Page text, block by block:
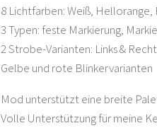
8 Lichtfarben: Weiß, Hellorange,
3 Typen: feste Markierung,
2 Strobe-Varianten: Links &
Gelbe und rote Blinkervarianten
Mod unterstützt eine breite
Volle Unterstützung für meine